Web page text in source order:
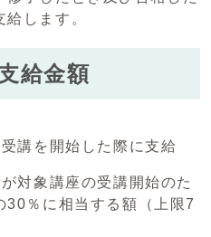
します。
給金額
講を開始した際に支給
対象講座の受講開始のた
30％に相当する額（上限7